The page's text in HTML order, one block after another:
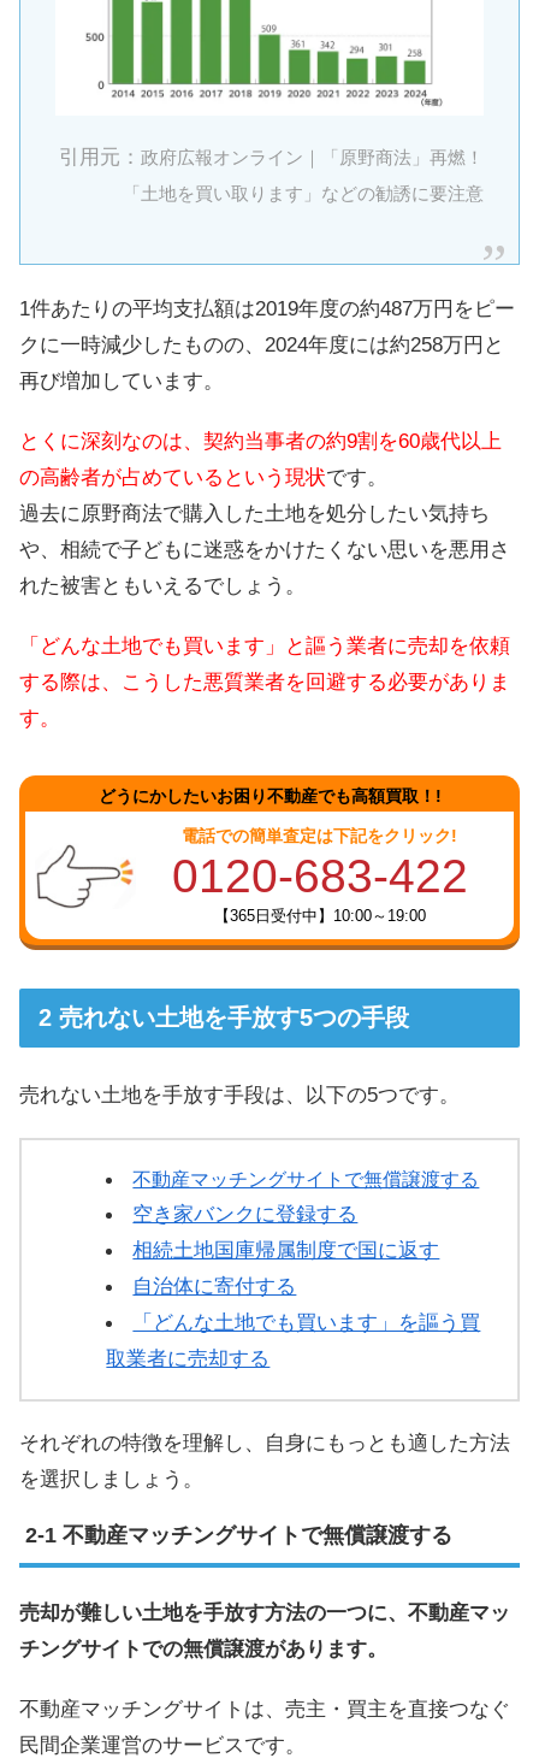
引用元：政府広報オンライン｜「原野商法」再燃！
「土地を買い取ります」などの勧誘に要注意
1件あたりの平均支払額は2019年度の約487万円をピー
クに一時減少したものの、2024年度には約258万円と
再び増加しています。
とくに深刻なのは、契約当事者の約9割を60歳代以上
の高齢者が占めているという現状です。
過去に原野商法で購入した土地を処分したい気持ち
や、相続で子どもに迷惑をかけたくない思いを悪用さ
れた被害ともいえるでしょう。
「どんな土地でも買います」と謳う業者に売却を依頼
する際は、こうした悪質業者を回避する必要がありま
す。
どうにかしたいお困り不動産でも高額買取！!
電話での簡単査定は下記をクリック!
0120-683-422
【365日受付中】10:00～19:00
売れない土地を手放す5つの手段
売れない土地を手放す手段は、以下の5つです。
不動産マッチングサイトで無償譲渡する
空き家バンクに登録する
相続土地国庫帰属制度で国に返す
自治体に寄付する
「どんな土地でも買います」を謳う買
取業者に売却する
それぞれの特徴を理解し、自身にもっとも適した方法
を選択しましょう。
不動産マッチングサイトで無償譲渡する
売却が難しい土地を手放す方法の一つに、不動産マッ
チングサイトでの無償譲渡があります。
不動産マッチングサイトは、売主・買主を直接つなぐ
民間企業運営のサービスです。